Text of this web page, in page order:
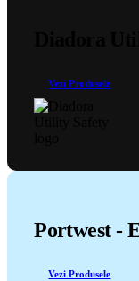
Vezi Produsele
Portwest -
Vezi Produsele